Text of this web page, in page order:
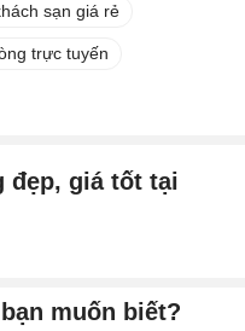
sạn giá rẻ
trực tuyến
đẹp, giá tốt tại
muốn biết?